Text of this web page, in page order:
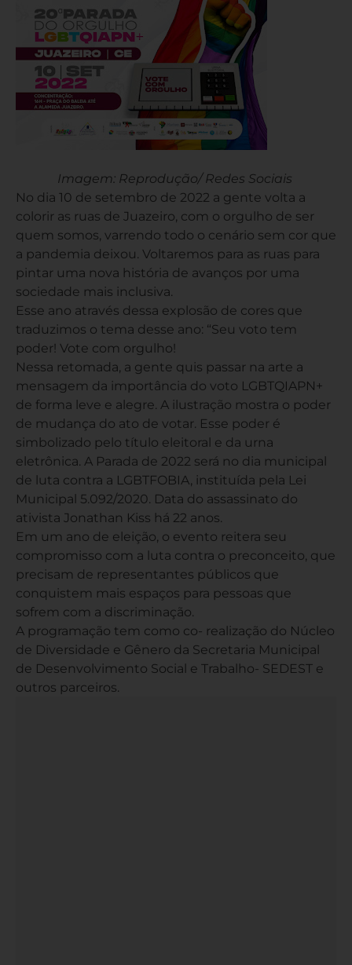
Imagem: Reprodução/ Redes Sociais
No dia 10 de setembro de 2022 a gente volta a
colorir as ruas de Juazeiro, com o orgulho de ser
quem somos, varrendo todo o cenário sem cor que
a pandemia deixou. Voltaremos para as ruas para
pintar uma nova história de avanços por uma
sociedade mais inclusiva.
Esse ano através dessa explosão de cores que
traduzimos o tema desse ano: “Seu voto tem
poder! Vote com orgulho!
Nessa retomada, a gente quis passar na arte a
mensagem da importância do voto LGBTQIAPN+
de forma leve e alegre. A ilustração mostra o poder
de mudança do ato de votar. Esse poder é
simbolizado pelo título eleitoral e da urna
eletrônica. A Parada de 2022 será no dia municipal
de luta contra a LGBTFOBIA, instituída pela Lei
Municipal 5.092/2020. Data do assassinato do
ativista Jonathan Kiss há 22 anos.
Em um ano de eleição, o evento reitera seu
compromisso com a luta contra o preconceito, que
precisam de representantes públicos que
conquistem mais espaços para pessoas que
sofrem com a discriminação.
A programação tem como co- realização do Núcleo
de Diversidade e Gênero da Secretaria Municipal
de Desenvolvimento Social e Trabalho- SEDEST e
outros parceiros.